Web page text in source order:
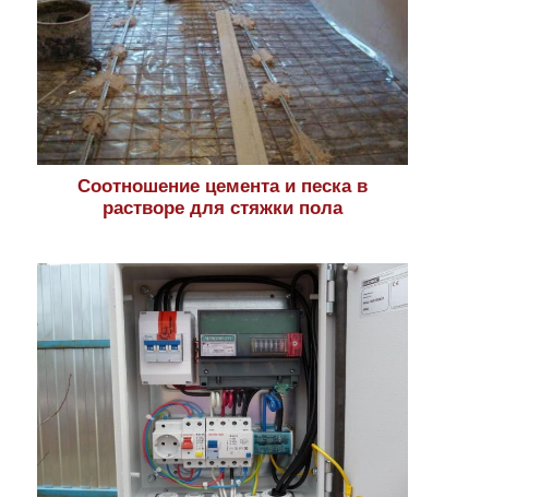
Соотношение цемента и песка в
растворе для стяжки пола